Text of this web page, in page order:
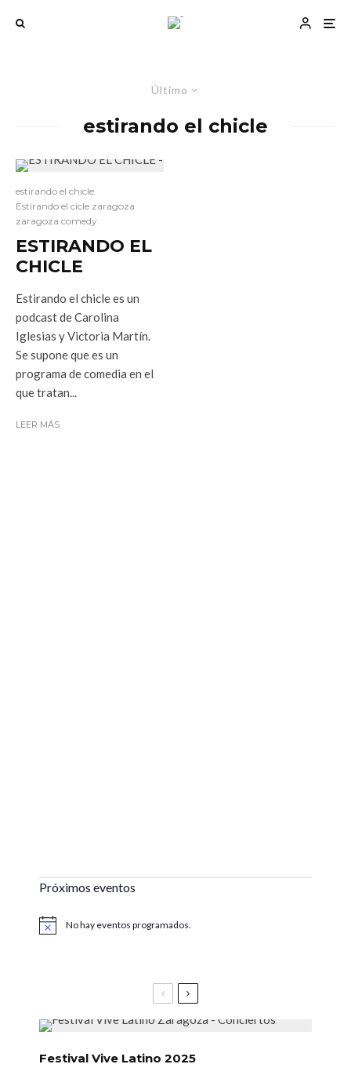
Último
estirando el chicle
estirando el chicle
Estirando el cicle zaragoza
zaragoza comedy
ESTIRANDO EL
CHICLE
Estirando el chicle es un
podcast de Carolina
Iglesias y Victoria Martín.
Se supone que es un
programa de comedia en el
que tratan...
LEER MÁS
Próximos eventos
Aviso No hay eventos programados.
Festival Vive Latino 2025